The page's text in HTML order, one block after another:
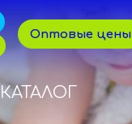
Оптовые цены
КАТАЛОГ